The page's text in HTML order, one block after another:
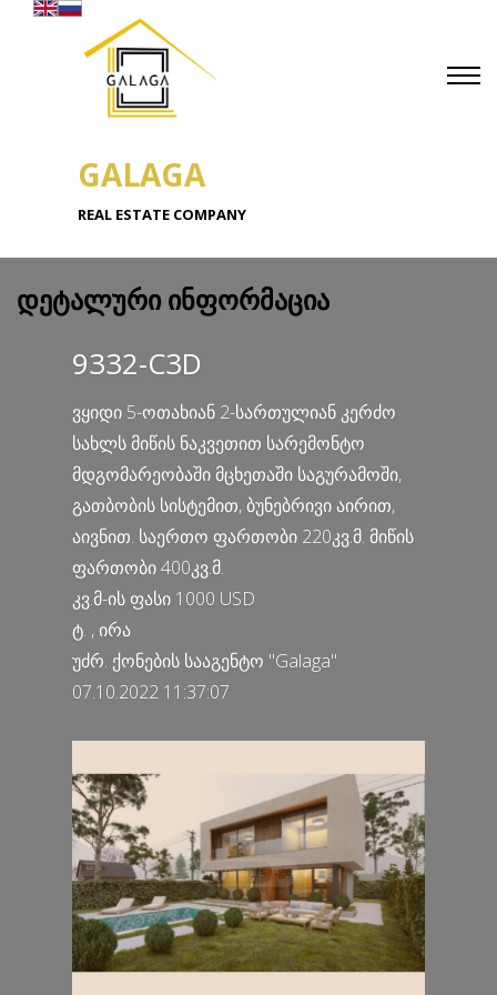
GALAGA
REAL ESTATE COMPANY
დეტალური ინფორმაცია
9332-C3D
ვყიდი 5-ოთახიან 2-სართულიან კერძო
სახლს მიწის ნაკვეთით სარემონტო
მდგომარეობაში მცხეთაში საგურამოში,
გათბობის სისტემით, ბუნებრივი აირით,
აივნით. საერთო ფართობი 220კვ.მ. მიწის
ფართობი 400კვ.მ.
კვ.მ-ის ფასი 1000 USD
ტ. , ირა
უძრ. ქონების სააგენტო "Galaga"
07.10.2022 11:37:07